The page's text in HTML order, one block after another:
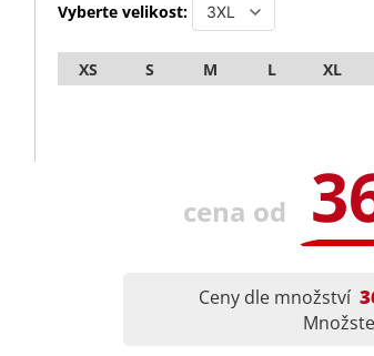
Vyberte velikost:
XS S M L XL
cena od
Ceny dle množství